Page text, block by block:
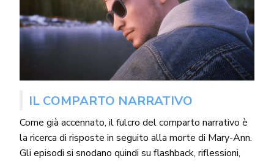
IL COMPARTO NARRATIVO
Come già accennato, il fulcro del comparto narrativo è
la ricerca di risposte in seguito alla morte di Mary-Ann.
Gli episodi si snodano quindi su flashback, riflessioni,